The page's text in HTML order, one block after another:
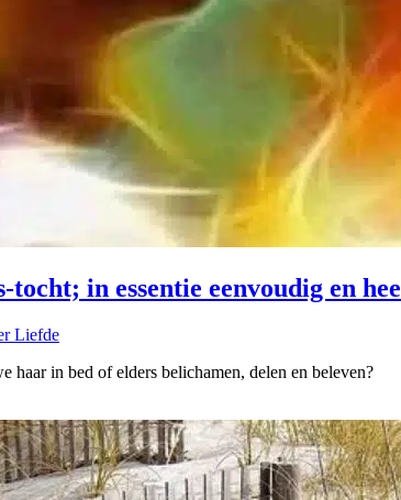
in essentie eenvoudig en
Liefde
haar in bed of elders belichamen, delen en beleven?